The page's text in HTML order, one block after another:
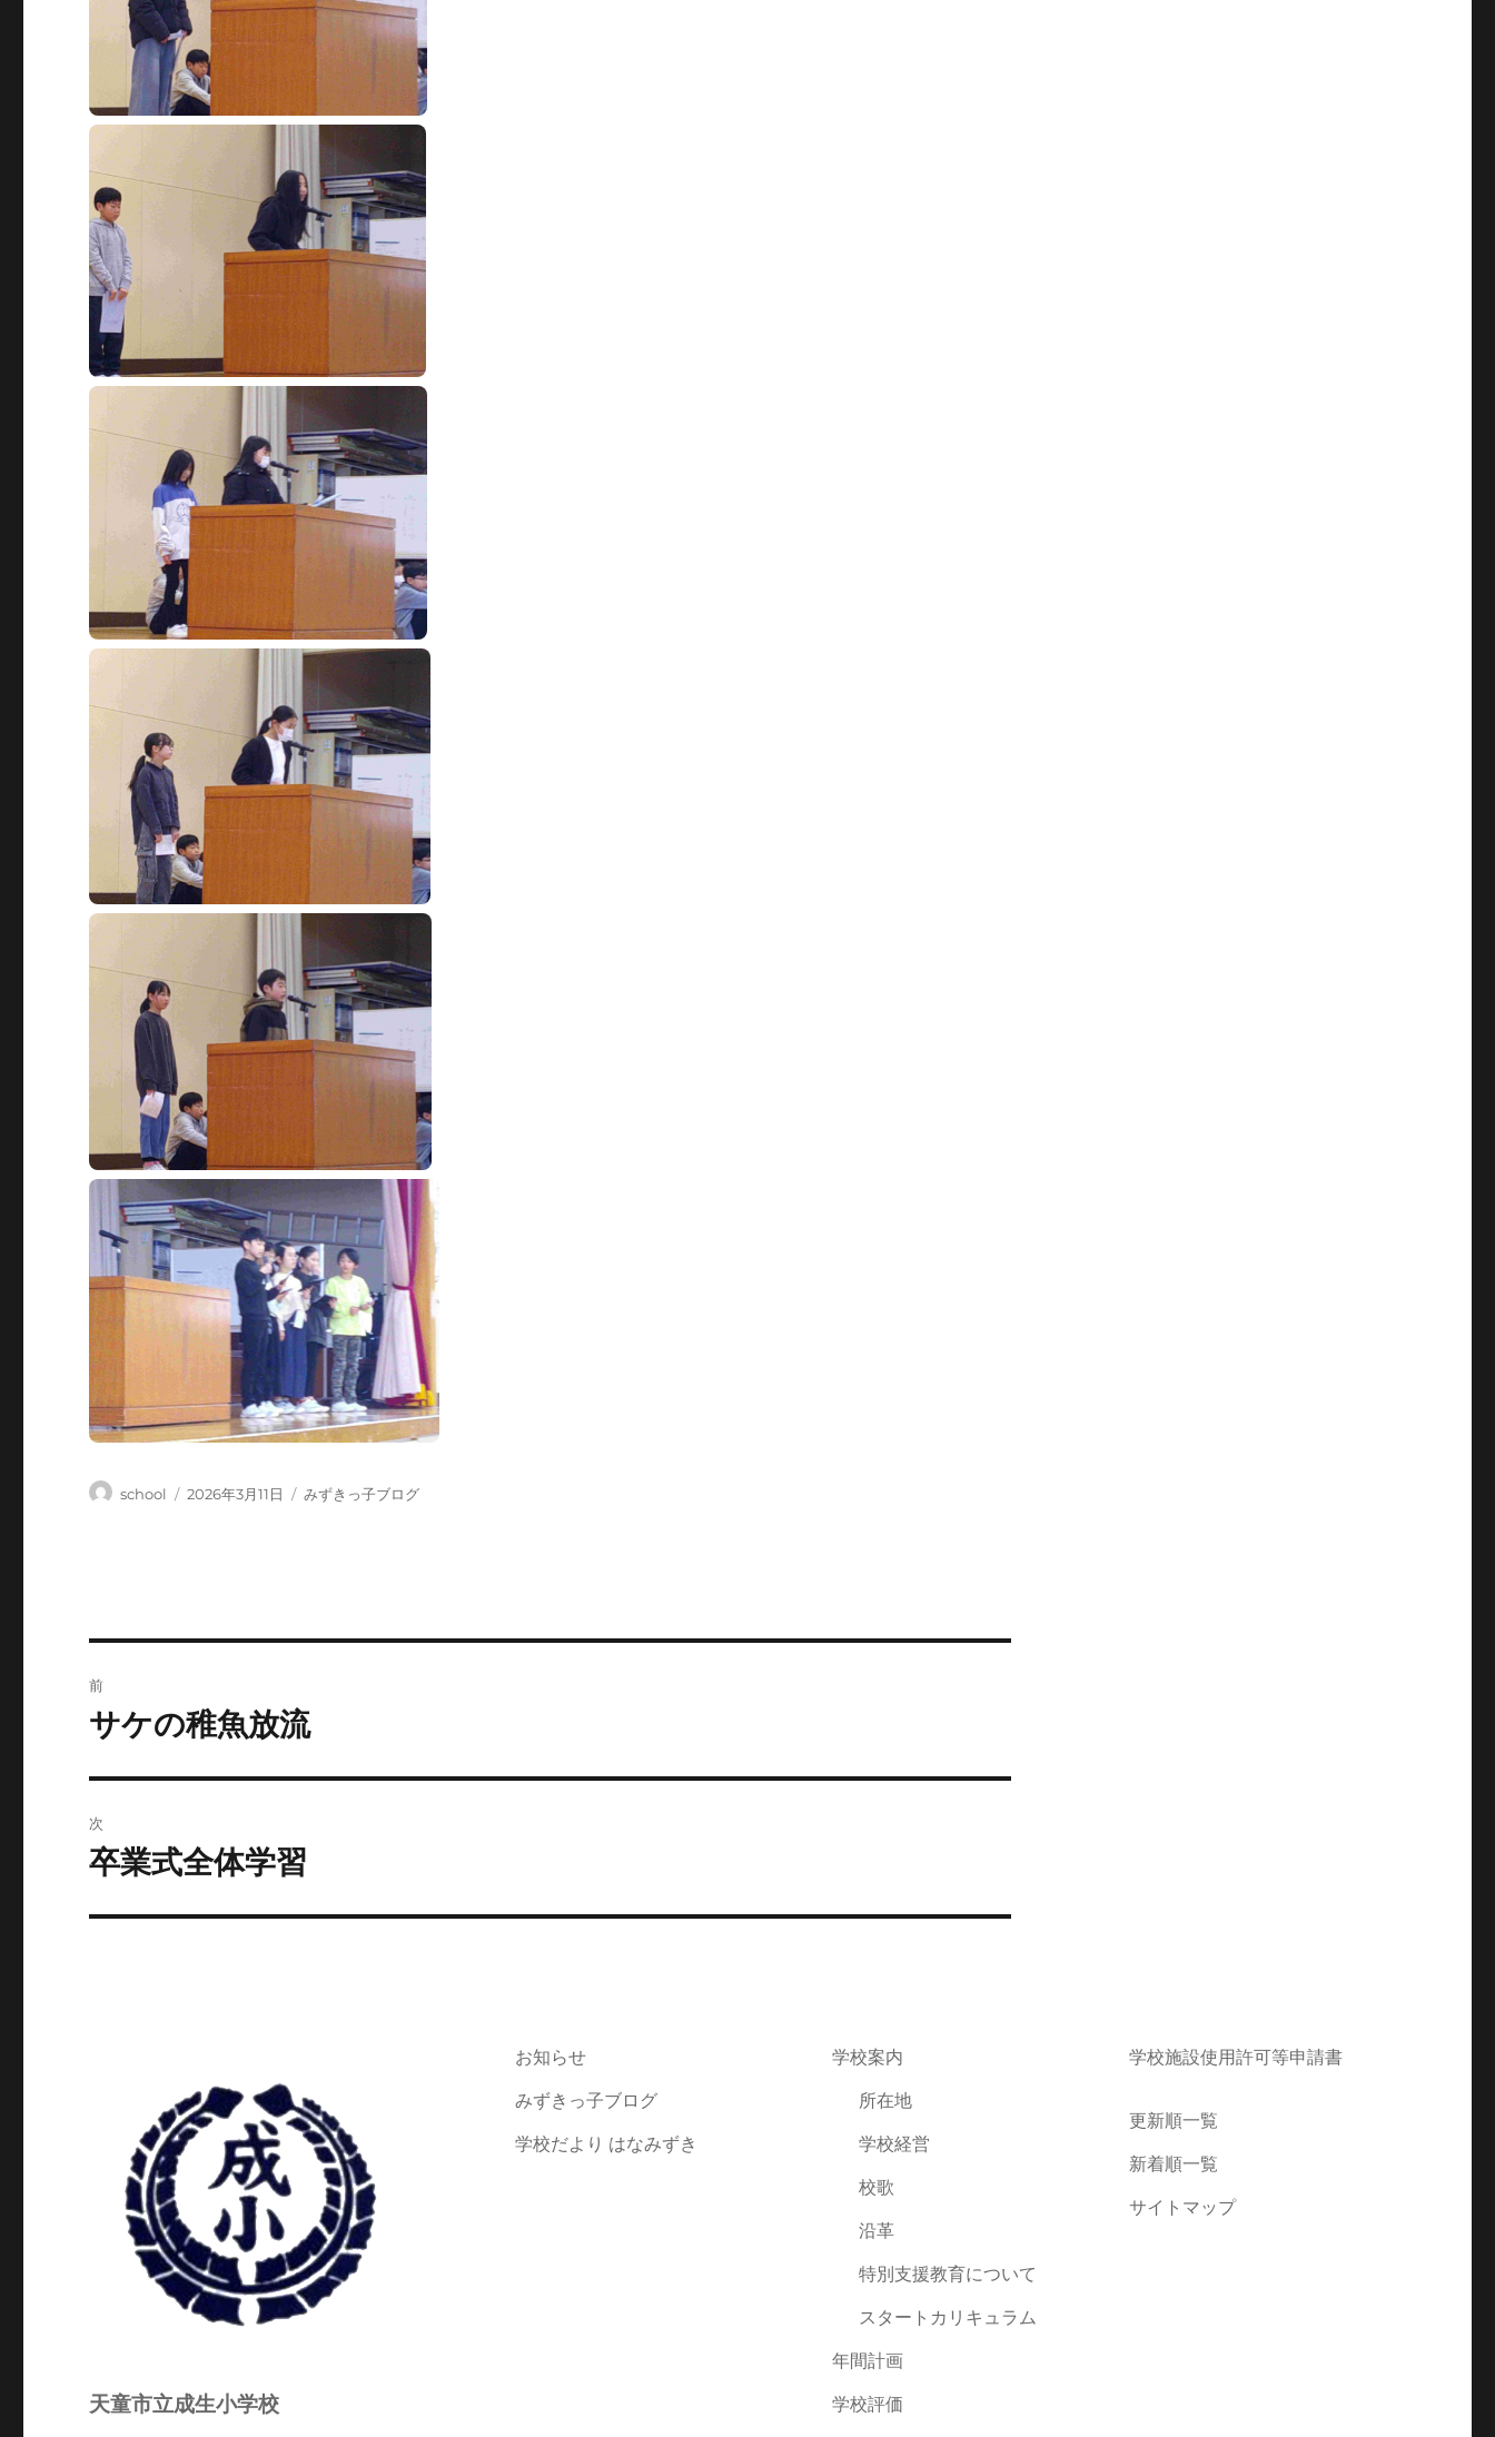
投
school
投
2026年3月11日
カ
みずきっ子ブログ
稿
ゲ
前
前
投
稿:
サケの稚魚放流
次
次
投
卒業式全体学習
天童市立成生小学校
お知らせ
みずきっ子ブログ
学校だより はなみずき
学校案内
所在地
学校経営
校歌
沿革
特別支援教育について
スタートカリキュラム
年間計画
学校評価
学校施設使用許可等申請書
更新順一覧
新着順一覧
サイトマップ